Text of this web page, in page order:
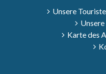
Unsere
Karte des